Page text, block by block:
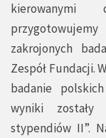
kierowanymi
zakrojonych
Zespół Fundacji.
badanie
wyniki
stypendiów II”.